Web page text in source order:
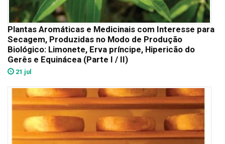
Plantas Aromáticas e Medicinais com Interesse para
Secagem, Produzidas no Modo de Produção
Biológico: Limonete, Erva príncipe, Hipericão do
Gerês e Equinácea (Parte I / II)
21 jul